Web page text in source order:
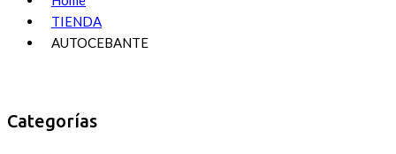
TIENDA
AUTOCEBANTE
Categorías